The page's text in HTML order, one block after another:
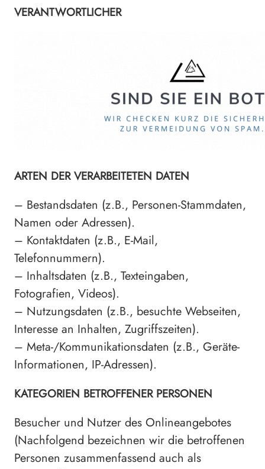
VERANTWORTLICHER
ARTEN DER VERARBEITETEN DATEN
– Bestandsdaten (z.B., Personen-Stammdaten,
Namen oder Adressen).
– Kontaktdaten (z.B., E-Mail,
Telefonnummern).
– Inhaltsdaten (z.B., Texteingaben,
Fotografien, Videos).
– Nutzungsdaten (z.B., besuchte Webseiten,
Interesse an Inhalten, Zugriffszeiten).
– Meta-/Kommunikationsdaten (z.B., Geräte-
Informationen, IP-Adressen).
KATEGORIEN BETROFFENER PERSONEN
Besucher und Nutzer des Onlineangebotes
(Nachfolgend bezeichnen wir die betroffenen
Personen zusammenfassend auch als